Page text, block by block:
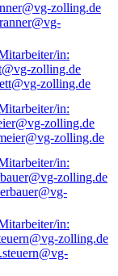
zolling.de
zolling.de